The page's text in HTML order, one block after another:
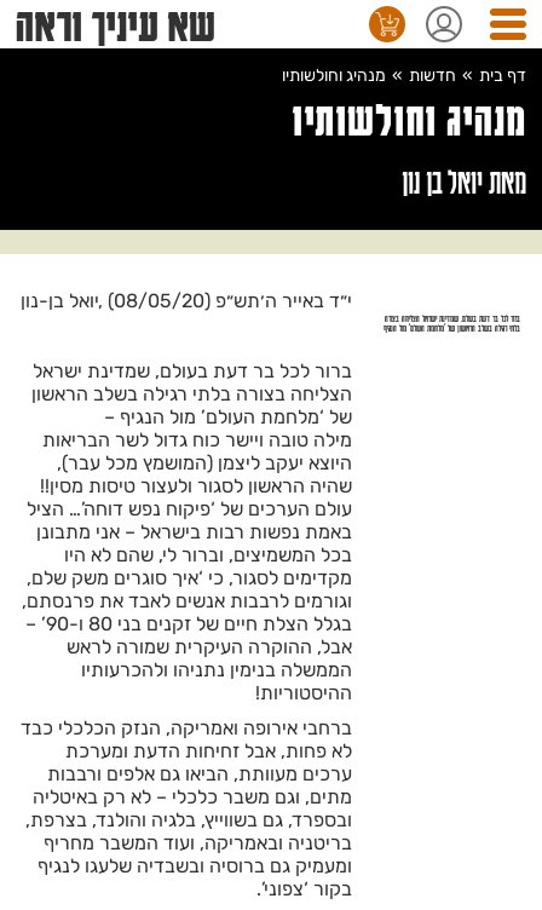
שא עיניך וראה מנוי
דף בית » חדשות » מנהיג וחולשותיו
מנהיג וחולשותיו
מאת יואל בן נון
ברור לכל בר דעת בעולם, שמדינת ישראל הצליחה בצורה
בלתי רגילה בשלב הראשון של ‘מלחמת העולם’ מול הנגיף
י״ד באייר ה׳תש״פ (08/05/20) ,יואל בן-נון
ברור לכל בר דעת בעולם, שמדינת ישראל
הצליחה בצורה בלתי רגילה בשלב הראשון
של ‘מלחמת העולם’ מול הנגיף –
מילה טובה ויישר כוח גדול לשר הבריאות
היוצא יעקב ליצמן (המושמץ מכל עבר),
שהיה הראשון לסגור ולעצור טיסות מסין!!
עולם הערכים של ‘פיקוח נפש דוחה’… הציל
באמת נפשות רבות בישראל – אני מתבונן
בכל המשמיצים, וברור לי, שהם לא היו
מקדימים לסגור, כי ‘איך סוגרים משק שלם,
וגורמים לרבבות אנשים לאבד את פרנסתם,
בגלל הצלת חיים של זקנים בני 80 ו-90’ –
אבל, ההוקרה העיקרית שמורה לראש
הממשלה בנימין נתניהו ולהכרעותיו
ההיסטוריות!
ברחבי אירופה ואמריקה, הנזק הכלכלי כבד
לא פחות, אבל זחיחות הדעת ומערכת
ערכים מעוותת, הביאו גם אלפים ורבבות
מתים, וגם משבר כלכלי – לא רק באיטליה
ובספרד, גם בשווייץ, בלגיה והולנד, בצרפת,
בריטניה ובאמריקה, ועוד המשבר מחריף
ומעמיק גם ברוסיה ובשבדיה שלעגו לנגיף
בקור ‘צפוני’.